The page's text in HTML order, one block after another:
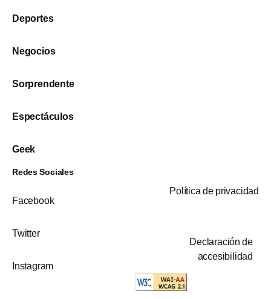
Deportes
Negocios
Sorprendente
Espectáculos
Geek
Redes Sociales
Facebook
Twitter
Instagram
Política de privacidad
Declaración de
accesibilidad